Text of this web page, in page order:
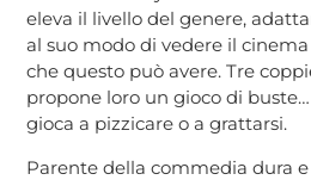
eleva il livello del genere,
al suo modo di vedere il
che questo può avere. Tre
propone loro un gioco di
gioca a pizzicare o a grattarsi.
Parente della commedia dura